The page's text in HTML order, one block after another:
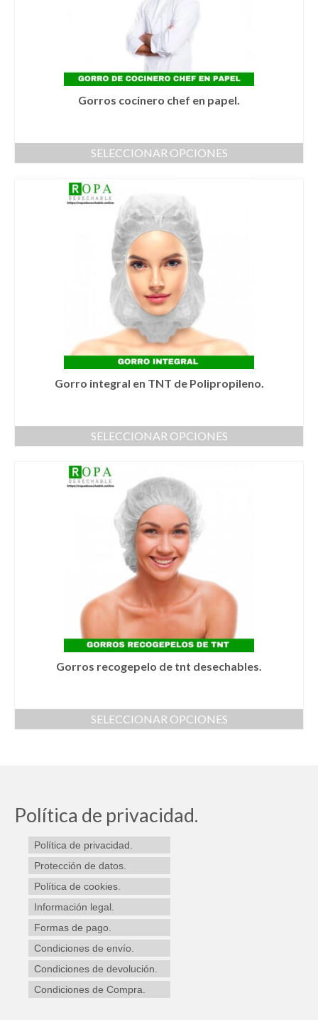
elegir
en
página
de
producto
Gorros cocinero chef en papel.
SELECCIONAR OPCIONES
múltiples
variantes.
Las
opciones
se
pueden
elegir
en
la
página
de
producto
Gorro integral en TNT de Polipropileno.
SELECCIONAR OPCIONES
tiene
múltiples
variantes.
Las
opciones
se
pueden
elegir
la
página
de
producto
Gorros recogepelo de tnt desechables.
SELECCIONAR OPCIONES
Las
opciones
se
en
la
de
producto
Política de privacidad.
Política de privacidad.
Protección de datos.
Política de cookies.
Información legal.
Formas de pago.
Condiciones de envío.
Condiciones de devolución.
Condiciones de Compra.